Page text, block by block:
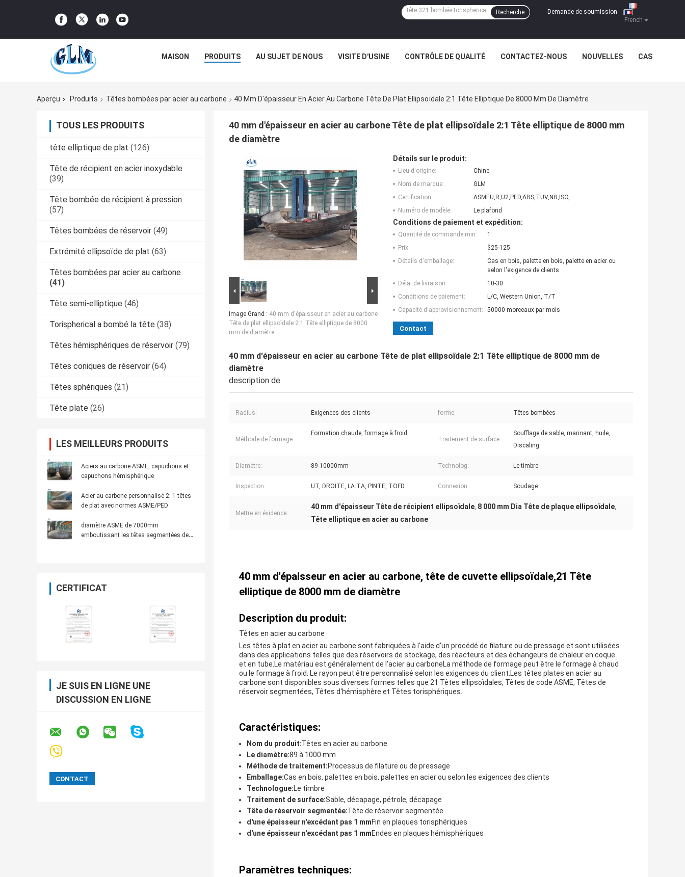
French
Demande de soumission
Recherche
MAISON PRODUITS AU SUJET DE NOUS VISITE D'USINE CONTRÔLE DE QUALITÉ CONTACTEZ-NOUS NOUVELLES CAS
Aperçu Produits Têtes bombées par acier au carbone 40 Mm D'épaisseur En Acier Au Carbone Tête De Plat Ellipsoïdale 2:1 Tête Elliptique De 8000 Mm De Diamètre
TOUS LES PRODUITS
tête elliptique de plat (126)
Tête de récipient en acier inoxydable
(39)
Tête bombée de récipient à pression
(57)
Têtes bombées de réservoir (49)
Extrémité ellipsoïde de plat (63)
Têtes bombées par acier au carbone
(41)
Tête semi-elliptique (46)
Torispherical a bombé la tête (38)
Têtes hémisphériques de réservoir (79)
Têtes coniques de réservoir (64)
Têtes sphériques (21)
Tête plate (26)
LES MEILLEURS PRODUITS
Aciers au carbone ASME, capuchons et
capuchons hémisphérique
Acier au carbone personnalisé 2: 1 têtes
de plat avec normes ASME/PED
diamètre ASME de 7000mm
emboutissant les têtes segmentées de
CERTIFICAT
JE SUIS EN LIGNE UNE
DISCUSSION EN LIGNE
40 mm d'épaisseur en acier au carbone Tête de plat ellipsoïdale 2:1 Tête elliptique de 8000 mm
de diamètre
Image Grand : 40 mm d'épaisseur en acier au carbone
Tête de plat ellipsoïdale 2:1 Tête elliptique de 8000
mm de diamètre
Détails sur le produit:
Lieu d'origine:
Chine
Nom de marque:
GLM
Certification:
ASMEU,R,U2,PED,ABS,TUV,NB,ISO,
Numéro de modèle:
Le plafond
Conditions de paiement et expédition:
Quantité de commande min:
1
Prix:
$25-125
Détails d'emballage:
Cas en bois, palette en bois, palette en acier ou
selon l'exigence de clients
Délai de livraison:
10-30
Conditions de paiement:
L/C, Western Union, T/T
Capacité d'approvisionnement:
50000 morceaux par mois
Contact
40 mm d'épaisseur en acier au carbone Tête de plat ellipsoïdale 2:1 Tête elliptique de 8000 mm de
diamètre
description de
Radius: Exigences des clients forme: Têtes bombées
Méthode de formage:
Formation chaude, formage à froid
Traitement de surface:
Soufflage de sable, marinant, huile,
Discaling
Diamètre: 89-10000mm Technolog: Le timbre
Inspection: UT, DROITE, LA TA, PINTE, TOFD Connexion: Soudage
Mettre en évidence:
40 mm d'épaisseur Tête de récipient ellipsoïdale, 8 000 mm Dia Tête de plaque ellipsoïdale,
Tête elliptique en acier au carbone
40 mm d'épaisseur en acier au carbone, tête de cuvette ellipsoïdale,21 Tête
elliptique de 8000 mm de diamètre
Description du produit:
Têtes en acier au carbone
Les têtes à plat en acier au carbone sont fabriquées à l'aide d'un procédé de filature ou de pressage et sont utilisées
dans des applications telles que des réservoirs de stockage, des réacteurs et des échangeurs de chaleur en coque
et en tube.Le matériau est généralement de l'acier au carboneLa méthode de formage peut être le formage à chaud
ou le formage à froid. Le rayon peut être personnalisé selon les exigences du client.Les têtes plates en acier au
carbone sont disponibles sous diverses formes telles que 21 Têtes ellipsoïdales, Têtes de code ASME, Têtes de
réservoir segmentées, Têtes d'hémisphère et Têtes torisphériques.
Caractéristiques:
Nom du produit:Têtes en acier au carbone
Le diamètre:89 à 1000 mm
Méthode de traitement:Processus de filature ou de pressage
Emballage:Cas en bois, palettes en bois, palettes en acier ou selon les exigences des clients
Technologue:Le timbre
Traitement de surface:Sable, décapage, pétrole, décapage
Tête de réservoir segmentée:Tête de réservoir segmentée
d'une épaisseur n'excédant pas 1 mmFin en plaques torisphériques
d'une épaisseur n'excédant pas 1 mmEndes en plaques hémisphériques
Paramètres techniques: